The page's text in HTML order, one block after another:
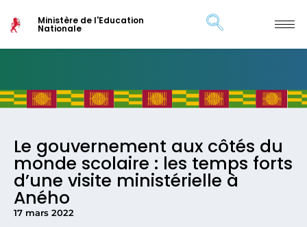
Ministère de l'Education
Nationale
Le gouvernement aux côtés du
monde scolaire : les temps forts
d’une visite ministérielle à
Aného
17 mars 2022